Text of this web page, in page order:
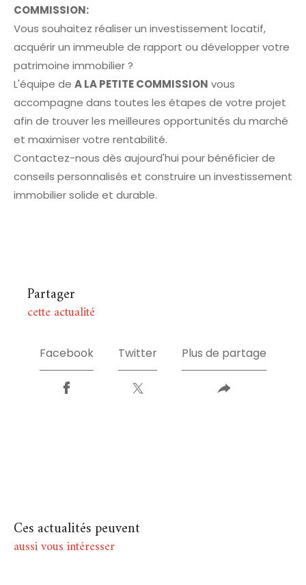
COMMISSION:
Vous souhaitez réaliser un investissement locatif,
acquérir un immeuble de rapport ou développer votre
patrimoine immobilier ?
L'équipe de A LA PETITE COMMISSION vous
accompagne dans toutes les étapes de votre projet
afin de trouver les meilleures opportunités du marché
et maximiser votre rentabilité.
Contactez-nous dès aujourd'hui pour bénéficier de
conseils personnalisés et construire un investissement
immobilier solide et durable.
Partager
cette actualité
Facebook Twitter Plus de partage
Ces actualités peuvent
aussi vous intéresser